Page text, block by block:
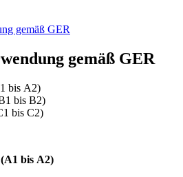
gemäß GER
gemäß GER
bis A2)
bis B2)
bis C2)
bis A2)